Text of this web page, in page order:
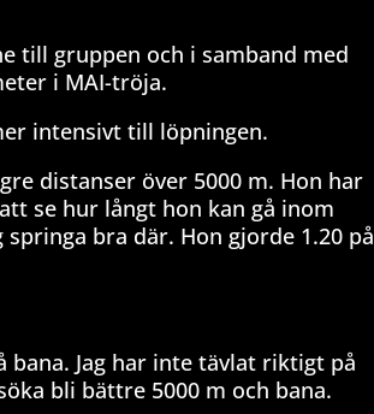
till gruppen och i samband med
i MAI-tröja.
intensivt till löpningen.
distanser över 5000 m. Hon har
se hur långt hon kan gå inom
bra där. Hon gjorde 1.20 på
Jag har inte tävlat riktigt på
bli bättre 5000 m och bana.